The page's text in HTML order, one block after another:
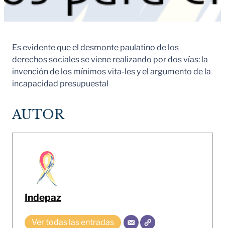
Es evidente que el desmonte paulatino de los
derechos sociales se viene realizando por dos vías: la
invención de los mínimos vita-les y el argumento de la
incapacidad presupuestal
AUTOR
Indepaz
Ver todas las entradas